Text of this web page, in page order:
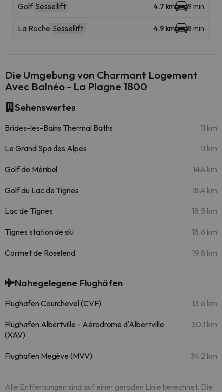
Golf Sessellift 4.7 km 9 min
La Roche Sessellift 4.9 km 8 min
Die Umgebung von Charmant Logement
Avec Balnéo - La Plagne 1800
Sehenswertes
Brides-les-Bains Thermal Baths 11 km
Le Grand Spa des Alpes 11 km
Golf de Méribel 14.4 km
Golf du Lac de Tignes 18.4 km
Lac de Tignes 18.5 km
Tignes station de ski 18.6 km
Cormet de Roselend 19.8 km
Nahegelegene Flughäfen
Flughafen Courchevel (CVF) 13.6 km
Flughafen Albertville - Aérodrome d'Albertville
(XAV)
30.1 km
Flughafen Megève (MVV) 34.2 km
Alle Entfernungen sind auf einer geraden Linie berechnet. Die